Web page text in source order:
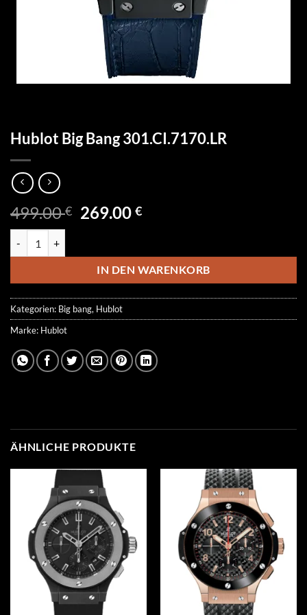
Hublot Big Bang 301.CI.7170.LR
499.00€ Ursprünglicher
499.00 €
269.00€Aktueller
269.00 €.
IN DEN WARENKORB
Kategorien: Big bang, Hublot
Marke: Hublot
ÄHNLICHE PRODUKTE